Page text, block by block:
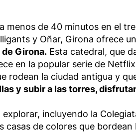
de 40 minutos en el
y Oñar, Girona ofrece
Girona. Esta catedral, que
en la popular serie de
rodean la ciudad antigua y
y subir a las torres,
incluyendo la
de colores que bordean